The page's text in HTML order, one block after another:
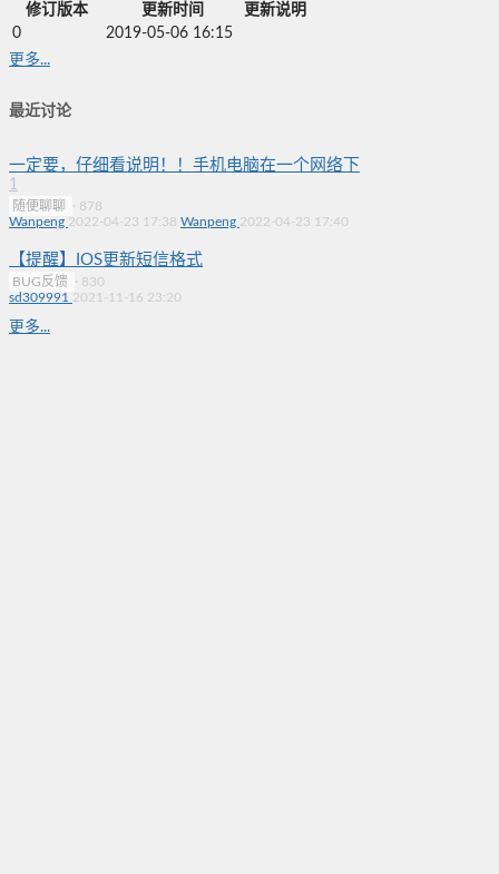
修订版本 更新时间
更新说明
0
2019-05-06 16:15
更多...
最近讨论
一定要，仔细看说明！！手机电脑在一个网络下
1
随便聊聊 · 878
Wanpeng 2022-04-23 17:38 Wanpeng 2022-04-23 17:40
【提醒】IOS更新短信格式
BUG反馈 · 830
sd309991 2021-11-16 23:20
更多...